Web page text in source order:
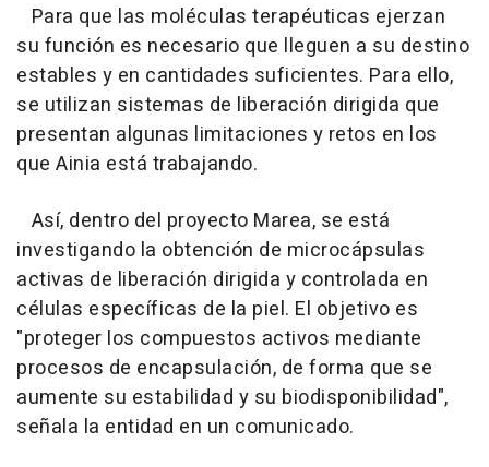
Para que las moléculas terapéuticas ejerzan
su función es necesario que lleguen a su destino
estables y en cantidades suficientes. Para ello,
se utilizan sistemas de liberación dirigida que
presentan algunas limitaciones y retos en los
que Ainia está trabajando.
Así, dentro del proyecto Marea, se está
investigando la obtención de microcápsulas
activas de liberación dirigida y controlada en
células específicas de la piel. El objetivo es
"proteger los compuestos activos mediante
procesos de encapsulación, de forma que se
aumente su estabilidad y su biodisponibilidad",
señala la entidad en un comunicado.